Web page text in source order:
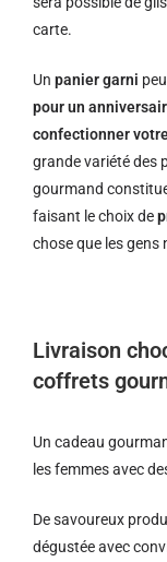
carte.
Un panier garni
pour un
confectionner
grande variété des
gourmand
faisant le choix de
chose que les gens
Livraison
coffrets
Un cadeau
les femmes avec
De savoureux
dégustée avec